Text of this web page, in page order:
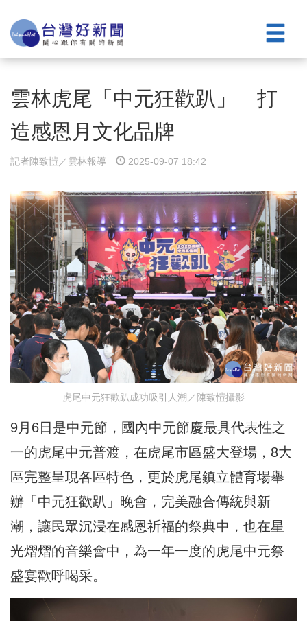
雲林虎尾「中元狂歡趴」 打
造感恩月文化品牌
記者陳致愷／雲林報導 2025-09-07 18:42
虎尾中元狂歡趴成功吸引人潮／陳致愷攝影
9月6日是中元節，國內中元節慶最具代表性之
一的虎尾中元普渡，在虎尾市區盛大登場，8大
區完整呈現各區特色，更於虎尾鎮立體育場舉
辦「中元狂歡趴」晚會，完美融合傳統與新
潮，讓民眾沉浸在感恩祈福的祭典中，也在星
光熠熠的音樂會中，為一年一度的虎尾中元祭
盛宴歡呼喝采。